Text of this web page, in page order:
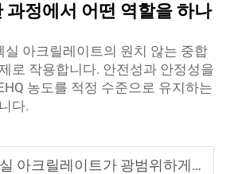
과정에서 어떤 역할을 하나
실 아크릴레이트의 원치 않는 중합
로 작용합니다. 안전성과 안정성을
농도를 적정 수준으로 유지하는
다.
레이트가 광범위하게 적용되는 분야는 어디인가?